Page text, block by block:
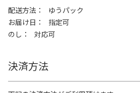
配送方法
ゆうパック
お届け日
指定可
のし
対応可
決済方法